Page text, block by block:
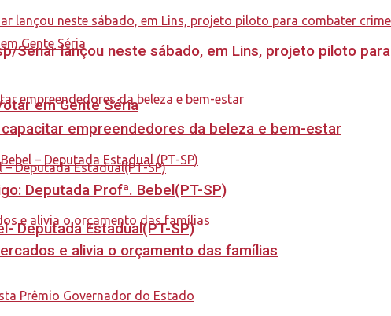
em Gente Séria
Deputada Estadual(PT-SP)
Senar lançou neste sábado, em Lins, projeto piloto
empreendedores da beleza e bem-estar
Deputada Profª. Bebel(PT-SP)
e alivia o orçamento das famílias